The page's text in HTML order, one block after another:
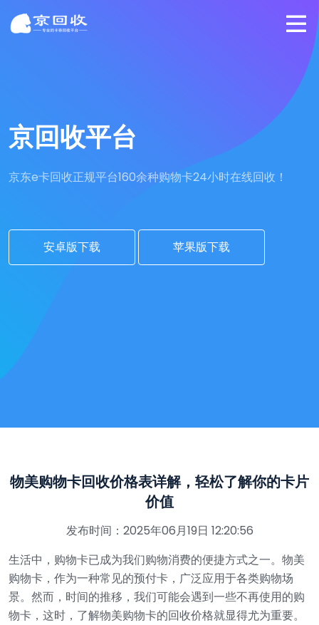
京回收平台
京东e卡回收正规平台160余种购物卡24小时在线回收！
安卓版下载 苹果版下载
物美购物卡回收价格表详解，轻松了解你的卡片
价值
发布时间：2025年06月19日 12:20:56
生活中，购物卡已成为我们购物消费的便捷方式之一。物美
购物卡，作为一种常见的预付卡，广泛应用于各类购物场
景。然而，时间的推移，我们可能会遇到一些不再使用的购
物卡，这时，了解物美购物卡的回收价格就显得尤为重要。